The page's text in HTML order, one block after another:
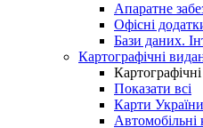
Апаратне
Офісні
Бази даних.
Картографічні
Показати всі
Карти України
Автомобільні